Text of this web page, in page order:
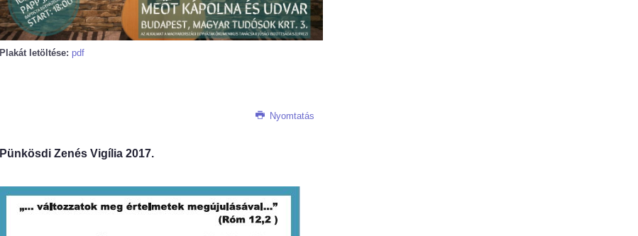
Plakát letöltése: pdf
Nyomtatás
Pünkösdi Zenés Vigília 2017.